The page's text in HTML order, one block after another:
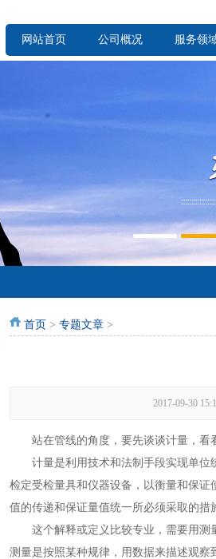
网站首页 公司概况 服务领
首页 > 专题文章 >
2017-09-30
站在管线的角度，要先谈谈计量，看
计量是利用技术和法制手段实现单位统
检定受检量具和仪器设备，以衡量和保
值的传递和保证量值统一所必须采取的措
这个解释或定义比较专业，需要用测
测量是按照某种规律，用数据来描述观察